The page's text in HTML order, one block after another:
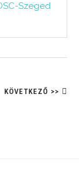
Szeged
KÖVETKEZŐ >>